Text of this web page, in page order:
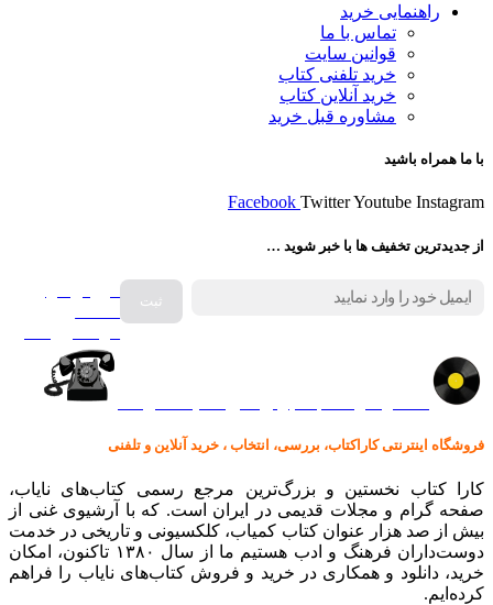
راهنمایی خرید
تماس با ما
قوانین سایت
خرید تلفنی کتاب
خرید آنلاین کتاب
مشاوره قبل خرید
با ما همراه باشید
Facebook TwitterYoutube Instagram
از جدیدترین تخفیف ها با خبر شوید …
فروش انواع
فروشگاه اینترنتی کاراکتاب، بررسی، انتخاب ، خرید آنلاین و تلفنی
کارا کتاب نخستین و بزرگ‌ترین مرجع رسمی کتاب‌های نایاب،
صفحه گرام و مجلات قدیمی در ایران است. که با آرشیوی غنی از
بیش از صد هزار عنوان کتاب کمیاب، کلکسیونی و تاریخی در خدمت
دوست‌داران فرهنگ و ادب هستیم ما از سال ۱۳۸۰ تاکنون، امکان
خرید، دانلود و همکاری در خرید و فروش کتاب‌های نایاب را فراهم
کرده‌ایم.